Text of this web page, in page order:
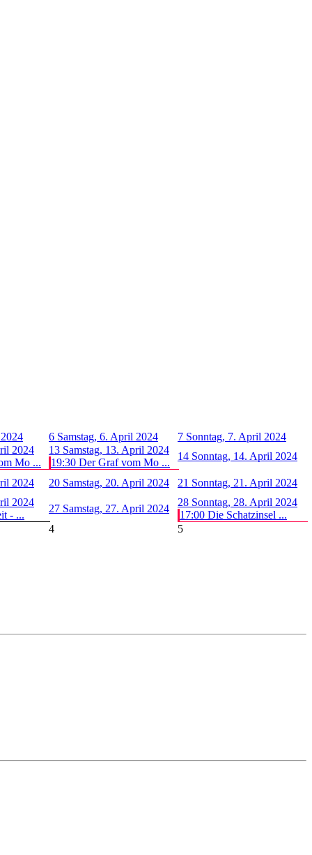
6 Samstag, 6. April 2024 7 Sonntag, 7. April 2024
2024
Mo ...
13 Samstag, 13. April 2024
19:30 Der Graf vom Mo ...
14 Sonntag, 14. April 2024
2024 20 Samstag, 20. April 2024 21 Sonntag, 21. April 2024
2024
- ...
27 Samstag, 27. April 2024
28 Sonntag, 28. April 2024
17:00 Die Schatzinsel ...
4
5